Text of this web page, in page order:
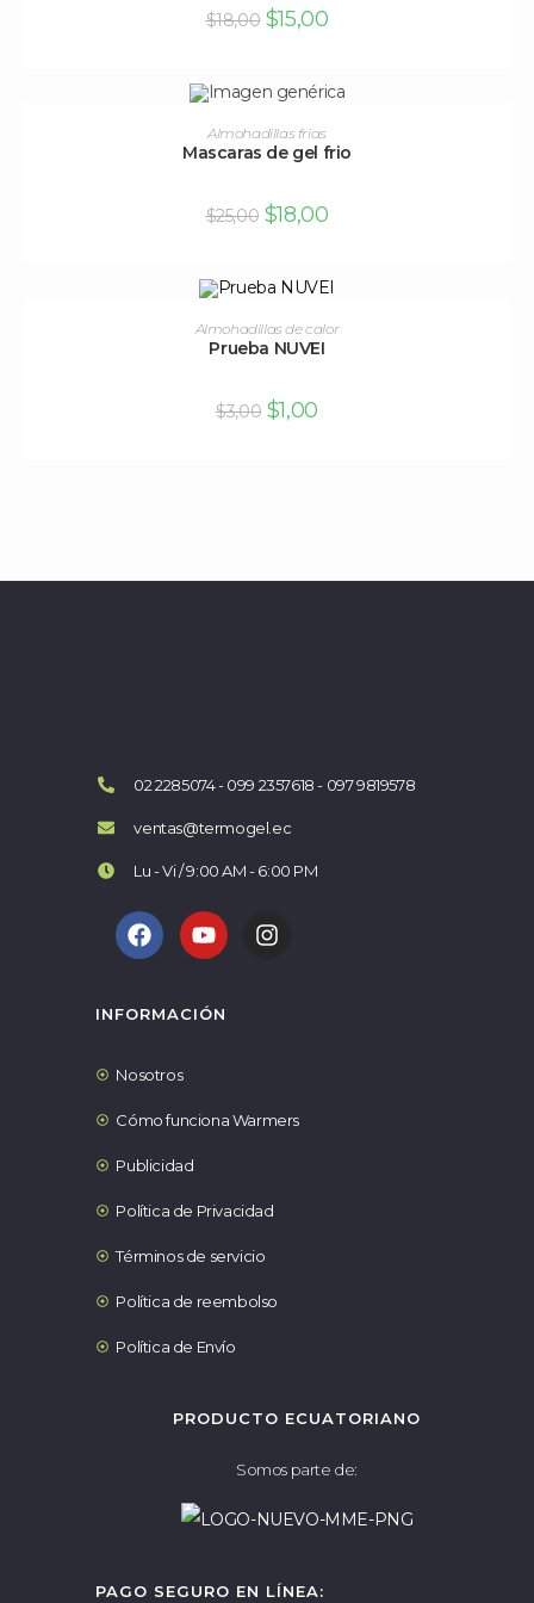
$18,00 $15,00
AÑADIR AL CARRITO
Almohadillas frias
Mascaras de gel frio
$25,00 $18,00
AÑADIR AL CARRITO
Almohadillas de calor
Prueba NUVEI
$3,00 $1,00
02 2285074 - 099 2357618 - 097 9819578
ventas@termogel.ec
Lu - Vi / 9:00 AM - 6:00 PM
INFORMACIÓN
Nosotros
Cómo funciona Warmers
Publicidad
Política de Privacidad
Términos de servicio
Política de reembolso
Política de Envío
PRODUCTO ECUATORIANO
Somos parte de:
PAGO SEGURO EN LÍNEA: